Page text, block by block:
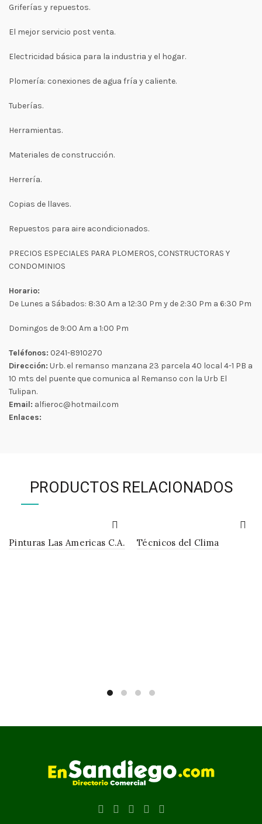
Griferías y repuestos.
El mejor servicio post venta.
Electricidad básica para la industria y el hogar.
Plomería: conexiones de agua fría y caliente.
Tuberías.
Herramientas.
Materiales de construcción.
Herrería.
Copias de llaves.
Repuestos para aire acondicionados.
PRECIOS ESPECIALES PARA PLOMEROS, CONSTRUCTORAS Y
CONDOMINIOS
Horario:
De Lunes a Sábados: 8:30 Am a 12:30 Pm y de 2:30 Pm a 6:30 Pm
Domingos de 9:00 Am a 1:00 Pm
Teléfonos: 0241-8910270
Dirección: Urb. el remanso manzana 23 parcela 40 local 4-1 PB a
10 mts del puente que comunica al Remanso con la Urb El
Tulipan.
Email: alfieroc@hotmail.com
Enlaces:
PRODUCTOS RELACIONADOS
Pinturas Las Americas C.A. Técnicos del Clima